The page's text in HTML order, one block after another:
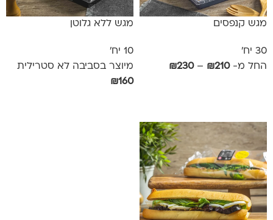
מגש קנפסים
30 יח'
החל מ-
₪210
–
₪230
מגש ללא גלוטן
10 יח'
מיוצר בסביבה לא סטרילית
₪160